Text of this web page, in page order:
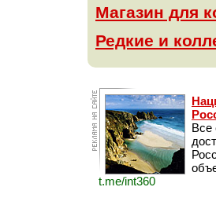
Магазин для
Редкие и
Все
t.me/int360